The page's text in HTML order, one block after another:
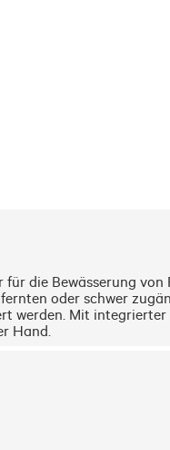
die Bewässerung
oder schwer
werden. Mit
Hand.